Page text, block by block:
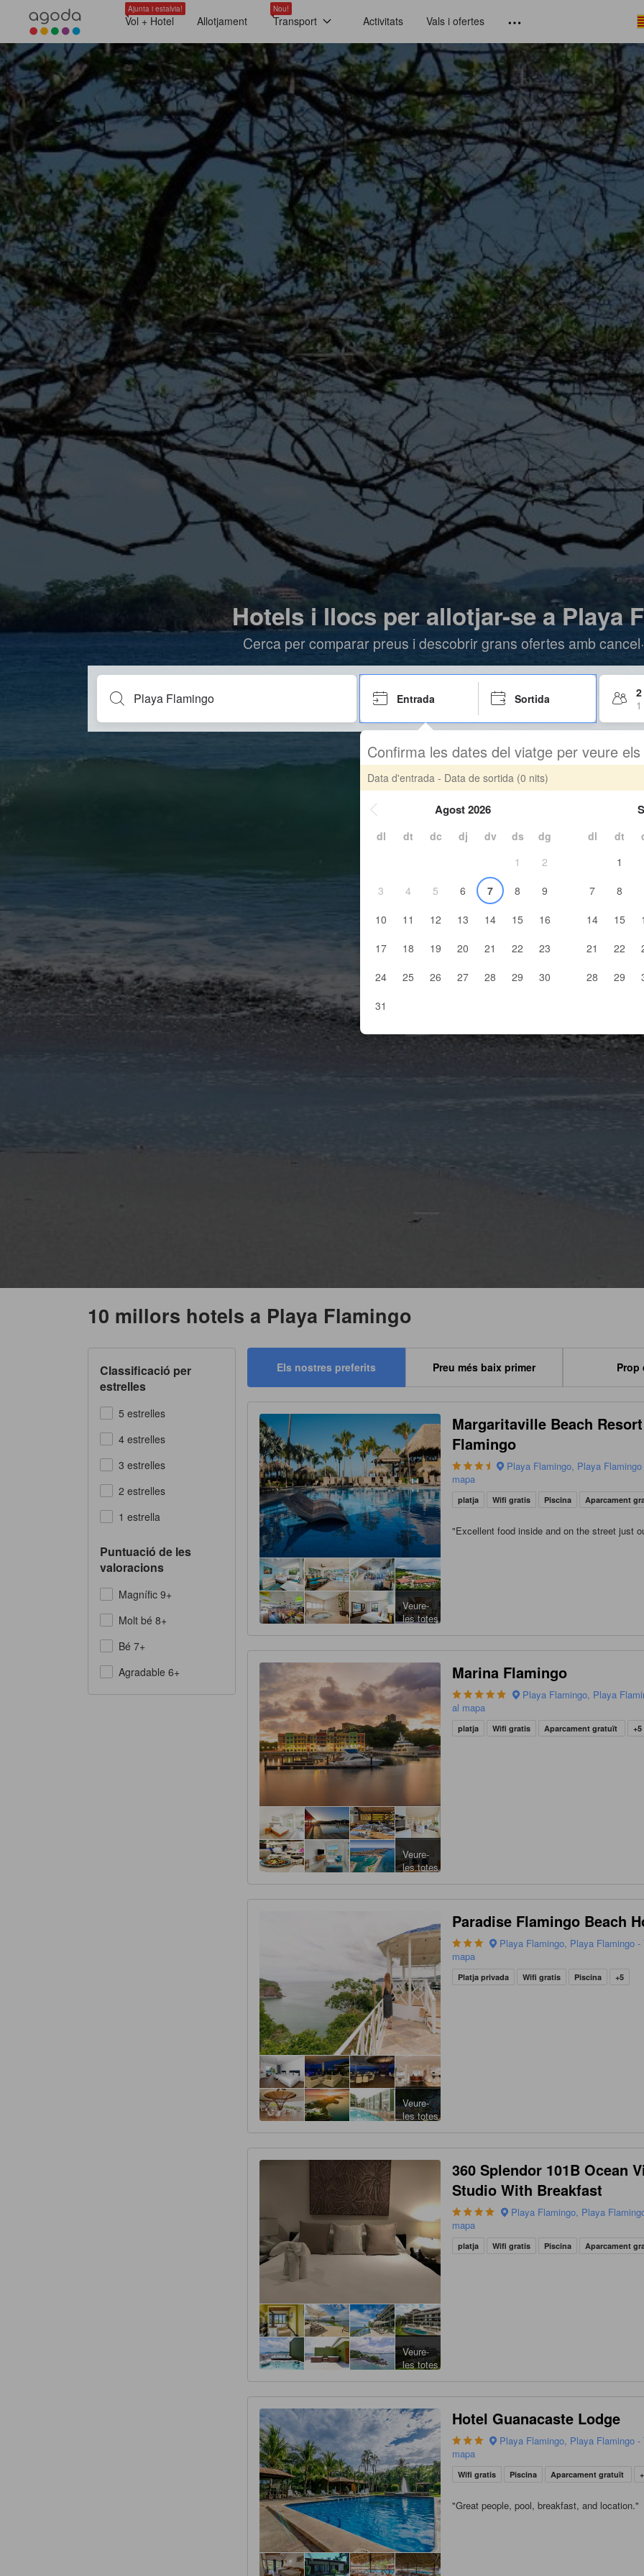
Ajunta i estalvia!
Vol + Hotel Allotjament
Nou!
Transport Activitats Vals i ofertes
Hotels i llocs per allotjar-se a Playa
Cerca per comparar preus i descobrir grans ofertes amb
Entrada Sortida
Confirma les dates del viatge per veure
Data d'entrada - Data de sortida (0 nits)
Agost 2026
dl dt dc dj dv ds
dg
1
2
3
4 5 6 7 8
9
10
11 12 13 14 15
16
17
18 19 20 21 22
23
24
25 26 27 28 29
30
31
dl dt
1
7
8
14
15
21
22
28
29
10 millors hotels a Playa Flamingo
Classificació per
estrelles
5 estrelles
4 estrelles
3 estrelles
2 estrelles
1 estrella
Puntuació de les
valoracions
Magnífic 9+
Molt bé 8+
Bé 7+
Agradable 6+
Els nostres preferits Preu més baix primer Prop
Veure-
les totes
Margaritaville Beach
Flamingo
Playa Flamingo, Playa
mapa
platja Wifi gratis Piscina Aparcament
"Excellent food inside and on the street just
Veure-
les totes
Marina Flamingo
Playa Flamingo, Playa
al mapa
platja Wifi gratis Aparcament gratuït +5
Veure-
les totes
Paradise Flamingo Beach
Playa Flamingo, Playa Flamingo -
mapa
Platja privada Wifi gratis Piscina +5
Veure-
les totes
360 Splendor 101B Ocean
Studio With Breakfast
Playa Flamingo, Playa
mapa
platja Wifi gratis Piscina Aparcament
Hotel Guanacaste Lodge
Playa Flamingo, Playa Flamingo -
mapa
Wifi gratis Piscina Aparcament gratuït
"Great people, pool, breakfast, and location."